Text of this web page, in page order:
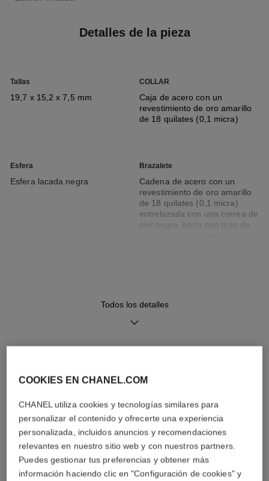
Detalles de la pieza
Tallas
19,7 x 15,2 x 7,5 mm
COLLAR
Caja de acero con un
revestimiento de oro amarillo
de 18 quilates (0,1 micra)
Esfera
Esfera lacada negra
Brazalete
Cadena de acero con un
revestimiento de oro amarillo
de 18 quilates (0,1 micra)
entrelazada con una correa de
piel negra, borla con tiras de
Consejos de
mantenimiento
Manual de
instrucciones
Todos los detalles
COOKIES EN CHANEL.COM
CHANEL utiliza cookies y tecnologías similares para
personalizar el contenido y ofrecerte una experiencia
personalizada, incluidos anuncios y recomendaciones
relevantes en nuestro sitio web y con nuestros partners.
Puedes gestionar tus preferencias y obtener más
información haciendo clic en "Configuración de cookies" y